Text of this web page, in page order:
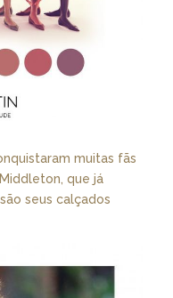
muitas fãs
que já
seus calçados